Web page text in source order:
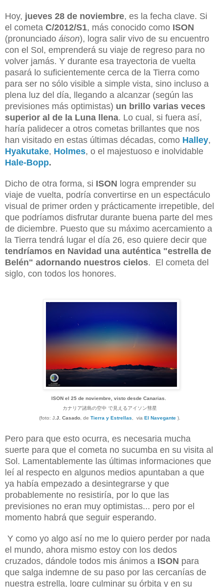
Hoy, jueves 28 de noviembre, es la fecha clave. Si
el cometa C/2012/S1, más conocido como ISON
(pronunciado áison), logra salir vivo de su encuentro
con el Sol, emprenderá su viaje de regreso para no
volver jamás. Y durante esa trayectoria de vuelta
pasará lo suficientemente cerca de la Tierra como
para ser no sólo visible a simple vista, sino incluso a
plena luz del día, llegando a alcanzar (según las
previsiones más optimistas) un brillo varias veces
superior al de la Luna llena. Lo cual, si fuera así,
haría palidecer a otros cometas brillantes que nos
han visitado en estas últimas décadas, como Halley,
Hyakutake, Holmes, o el majestuoso e inolvidable
Hale-Bopp.
Dicho de otra forma, si ISON logra emprender su
viaje de vuelta, podría convertirse en un espectáculo
visual de primer orden y prácticamente irrepetible, del
que podríamos disfrutar durante buena parte del mes
de diciembre. Puesto que su máximo acercamiento a
la Tierra tendrá lugar el día 26, eso quiere decir que
tendríamos en Navidad una auténtica "estrella de
Belén" adornando nuestros cielos. El cometa del
siglo, con todos los honores.
ISON el 25 de noviembre, visto desde Canarias.
カナリア諸島の空中 で見えるアイソン彗星
(foto: J.J. Casado, de Tierra y Estrellas , via El Navegante ).
Pero para que esto ocurra, es necesaria mucha
suerte para que el cometa no sucumba en su visita al
Sol. Lamentablemente las últimas informaciones que
leí al respecto en algunos medios apuntaban a que
ya había empezado a desintegrarse y que
probablemente no resistiría, por lo que las
previsiones no eran muy optimistas... pero por el
momento habrá que seguir esperando.
Y como yo algo así no me lo quiero perder por nada
el mundo, ahora mismo estoy con los dedos
cruzados, dándole todos mis ánimos a ISON para
que salga indemne de su paso por las cercanías de
nuestra estrella, logre culminar su órbita y en su